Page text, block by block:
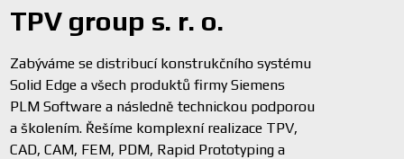
TPV group s. r. o.
Zabýváme se distribucí konstrukčního systému
Solid Edge a všech produktů firmy Siemens
PLM Software a následně technickou podporou
a školením. Řešíme komplexní realizace TPV,
CAD, CAM, FEM, PDM, Rapid Prototyping a